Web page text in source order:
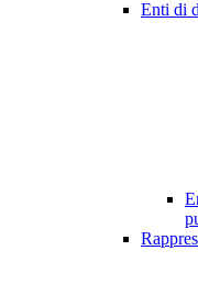
Enti di